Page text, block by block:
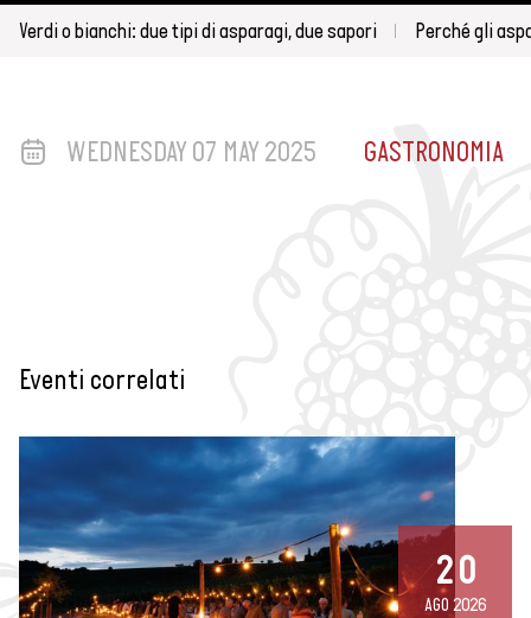
Verdi o bianchi: due tipi di asparagi, due sapori Perché gli
WEDNESDAY 07 MAY 2025 GASTRONOMIA
Eventi correlati
20
AGO 2026